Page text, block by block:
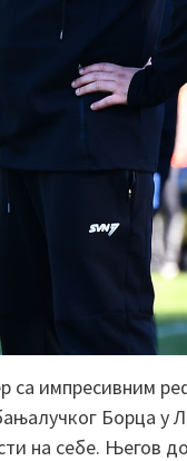
са импресивним
Борца у
на себе. Његов